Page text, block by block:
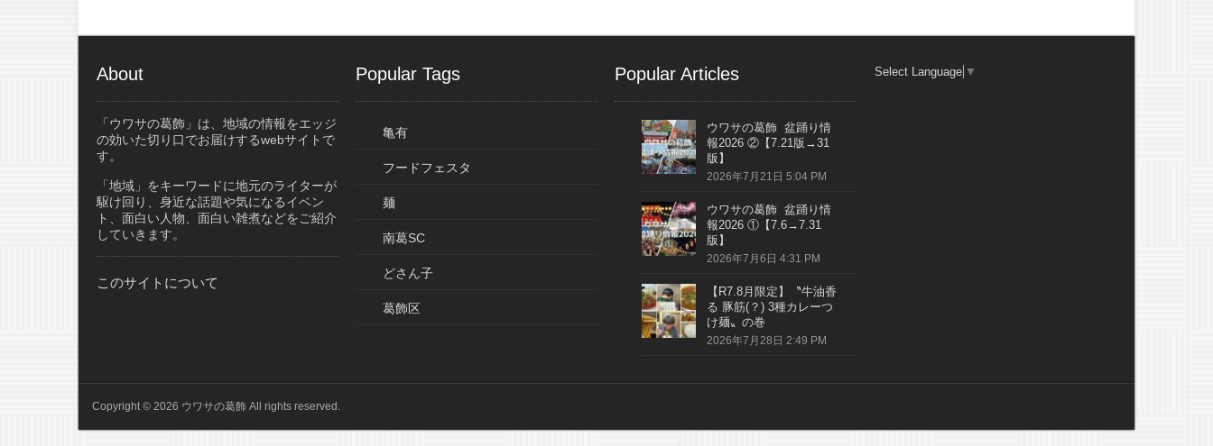
About
「ウワサの葛飾」は、地域の情報をエッジ
の効いた切り口でお届けするwebサイトで
す。
「地域」をキーワードに地元のライターが
駆け回り、身近な話題や気になるイベン
ト、面白い人物、面白い雑煮などをご紹介
していきます。
このサイトについて
Popular Tags
亀有
フードフェスタ
麺
南葛SC
どさん子
葛飾区
Popular Articles
ウワサの葛飾 盆踊り情
報2026 ②【7.21版→31
版】
2026年7月21日 5:04 PM
ウワサの葛飾 盆踊り情
報2026 ①【7.6→7.31
版】
2026年7月6日 4:31 PM
【R7.8月限定】〝牛油香
る 豚筋(？) 3種カレーつ
け麺〟の巻
2026年7月28日 2:49 PM
Select Language ▼
Copyright © 2026 ウワサの葛飾 All rights reserved.